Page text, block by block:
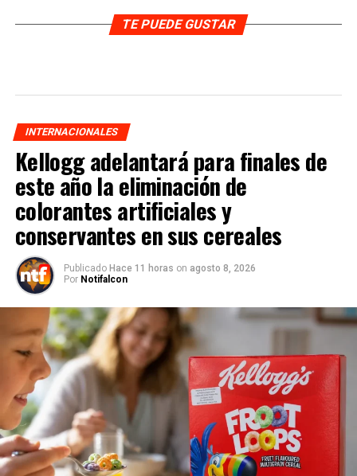
TE PUEDE GUSTAR
INTERNACIONALES
Kellogg adelantará para finales de
este año la eliminación de
colorantes artificiales y
conservantes en sus cereales
Publicado Hace 11 horas on agosto 8, 2026
Por Notifalcon